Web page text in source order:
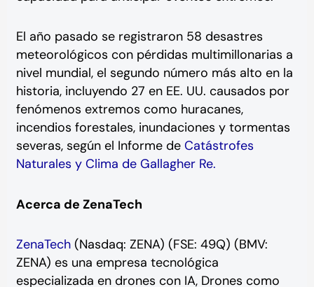
El año pasado se registraron 58 desastres
meteorológicos con pérdidas multimillonarias a
nivel mundial, el segundo número más alto en la
historia, incluyendo 27 en EE. UU. causados por
fenómenos extremos como huracanes,
incendios forestales, inundaciones y tormentas
severas, según el Informe de Catástrofes
Naturales y Clima de Gallagher Re.
Acerca de ZenaTech
ZenaTech(Nasdaq: ZENA) (FSE: 49Q) (BMV:
ZENA) es una empresa tecnológica
especializada en drones con IA, Drones como